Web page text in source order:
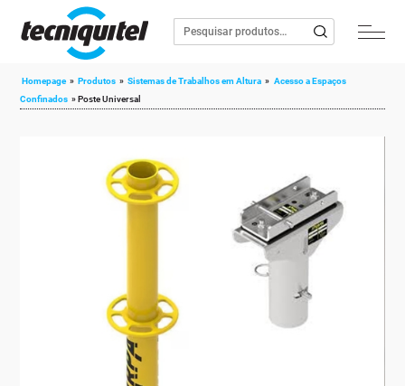
Homepage » Produtos » Sistemas de Trabalhos em Altura » Acesso a Espaços
Confinados »Poste Universal